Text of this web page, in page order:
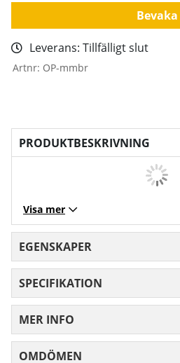
Bevaka
Leverans: Tillfälligt slut
Artnr: OP-mmbr
PRODUKTBESKRIVNING
Visa mer
EGENSKAPER
SPECIFIKATION
MER INFO
OMDÖMEN